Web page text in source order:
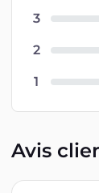
3
2
1
Avis